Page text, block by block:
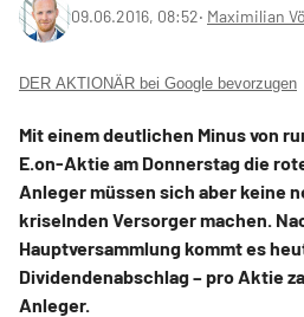
09.06.2016, 08:52‧ Maximilian
DER AKTIONÄR bei Google bevorzugen
Mit einem deutlichen Minus von
E.on-Aktie am Donnerstag die
Anleger müssen sich aber keine
kriselnden Versorger machen.
Hauptversammlung kommt es
Dividendenabschlag – pro Aktie
Anleger.